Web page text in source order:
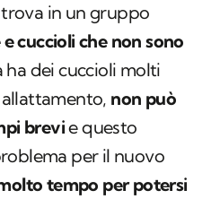
in un gruppo
cuccioli che non sono
ha dei cuccioli molti
non può
brevie questo
per il nuovo
tempo per potersi